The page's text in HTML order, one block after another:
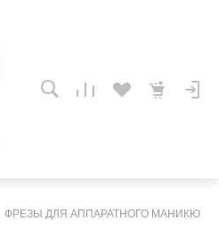
ФРЕЗЫ ДЛЯ АППАРАТНОГО